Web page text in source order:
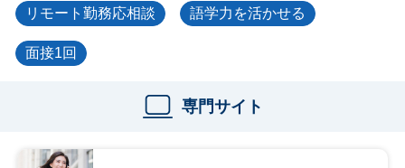
リモート勤務応相談 語学力を活かせる
面接1回
専門サイト